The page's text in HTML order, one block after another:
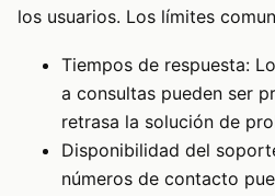
los usuarios. Los límites
Tiempos de respuesta:
a consultas pueden ser
retrasa la solución de
Disponibilidad del
números de contacto